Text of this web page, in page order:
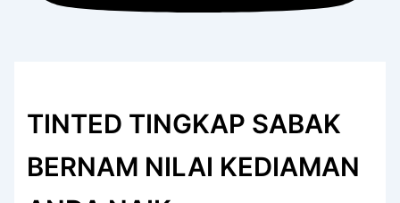
TINTED TINGKAP SABAK
BERNAM NILAI KEDIAMAN